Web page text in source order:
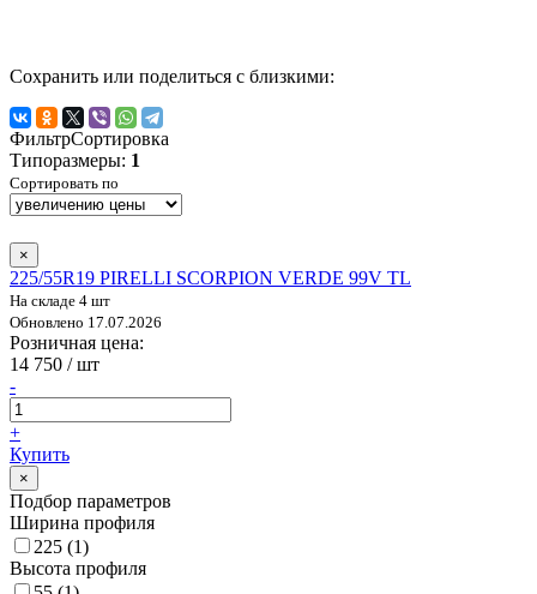
Сохранить или поделиться с близкими:
ФильтрСортировка
Типоразмеры: 1
Сортировать по
×
225/55R19 PIRELLI SCORPION VERDE 99V TL
На складе 4 шт
Обновлено 17.07.2026
Розничная цена:
14 750 / шт
-
+
Купить
×
Подбор параметров
Ширина профиля
225 (1)
Высота профиля